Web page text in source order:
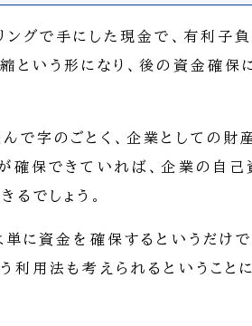
ングで手にした現金で、有利子
という形になり、後の資金確保
で字のごとく、企業としての財
確保できていれば、企業の自
るでしょう。
単に資金を確保するというだけ
利用法も考えられるということに